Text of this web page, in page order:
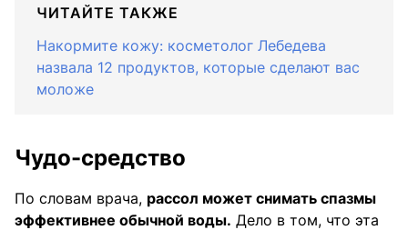
ЧИТАЙТЕ ТАКЖЕ
Накормите кожу: косметолог Лебедева
назвала 12 продуктов, которые сделают вас
моложе
Чудо-средство
По словам врача, рассол может снимать спазмы
эффективнее обычной воды. Дело в том, что эта